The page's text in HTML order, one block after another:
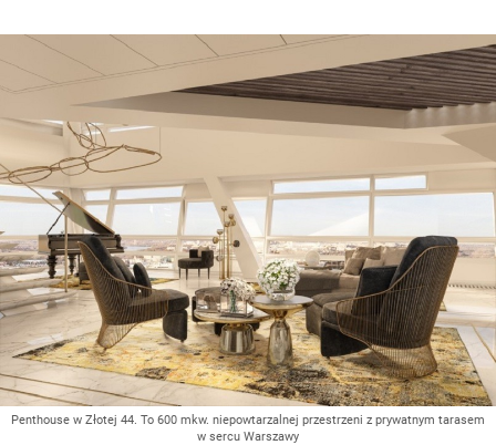
Penthouse w Złotej 44. To 600 mkw. niepowtarzalnej przestrzeni z prywatnym tarasem
w sercu Warszawy